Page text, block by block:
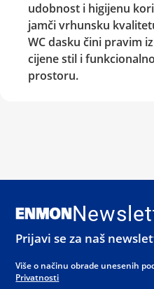
udobnost i higijenu
jamči vrhunsku
WC dasku čini pravim
cijene stil i
prostoru.
Prijavi se za naš
Više o načinu obrade unesenih
Privatnosti